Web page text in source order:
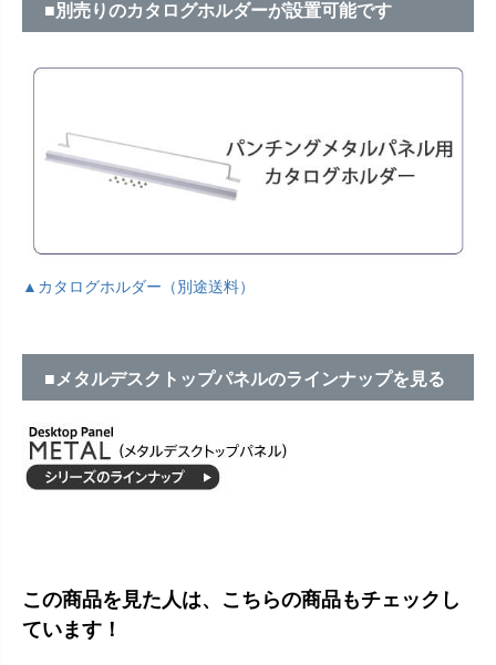
■別売りのカタログホルダーが設置可能です
▲カタログホルダー（別途送料）
■メタルデスクトップパネルのラインナップを見る
この商品を見た人は、こちらの商品もチェックし
ています！